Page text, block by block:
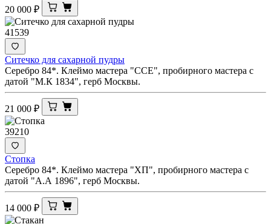
20 000 ₽
41539
Ситечко для сахарной пудры
Серебро 84*. Клеймо мастера "ССЕ", пробирного мастера с
датой "М.К 1834", герб Москвы.
21 000 ₽
39210
Стопка
Серебро 84*. Клеймо мастера "ХП", пробирного мастера с
датой "А.А 1896", герб Москвы.
14 000 ₽